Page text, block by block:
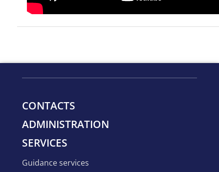
CONTACTS
ADMINISTRATION
SERVICES
guidance services